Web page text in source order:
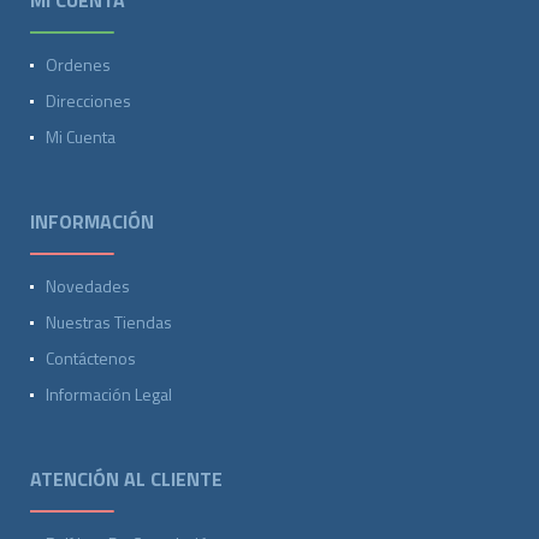
Ordenes
Direcciones
Mi Cuenta
INFORMACIÓN
Novedades
Nuestras Tiendas
Contáctenos
Información Legal
ATENCIÓN AL CLIENTE